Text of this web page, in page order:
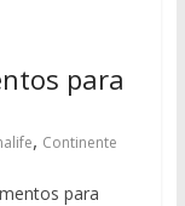
para
, Continente
para